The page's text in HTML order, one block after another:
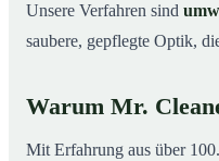
Unsere Verfahren sind
saubere, gepflegte Optik,
Warum Mr.
Mit Erfahrung aus über